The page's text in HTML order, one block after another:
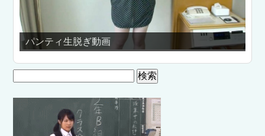
生脱ぎ動画
美少女におっぱ
索: